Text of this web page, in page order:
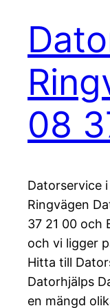
08
Datorservice
Ringvägen
37 21 00 och
och vi ligger
Hitta till
Datorhjälps
en mängd